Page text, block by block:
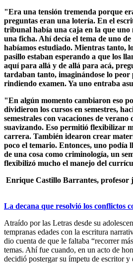
"Era una tensión tremenda porque
preguntas eran una lotería. En el
tribunal había una caja en la que uno
una ficha. Ahí decía el tema de uno
habíamos estudiado. Mientras tanto,
pasillo estaban esperando a que los
aquí para allá y de allá para acá,
tardaban tanto, imaginándose lo peor
rindiendo examen. Ya uno entraba
"En algún momento cambiaron eso
dividieron los cursos en semestres,
semestrales con vacaciones de verano
suavizando. Eso permitió flexibilizar
carrera. También idearon crear
poco el temario. Entonces, uno podía
de una cosa como criminología, un
flexibilizó mucho el manejo del
Enrique Castillo Barrantes, profesor
La decana que resolvió los conflictos
Atraído por las Letras desde su
tempranas edades con la escritura
dio cuenta de que le faltaba “recorrer
temas. Ahí fue cuando, en un acto de
decidió postergar su ímpetu de escritor y